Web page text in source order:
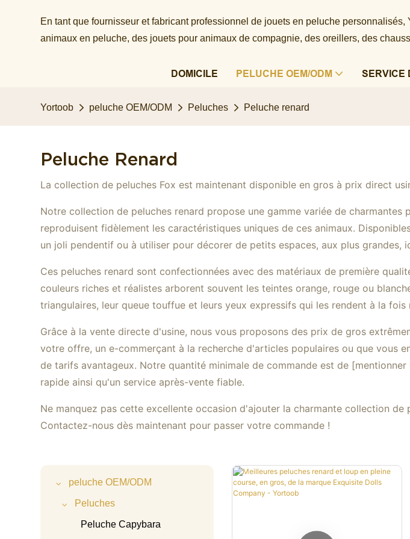
En tant que fournisseur et fabricant professionnel de jouets en peluche
animaux en peluche, des jouets pour animaux de compagnie, des oreillers, des
DOMICILE PELUCHE OEM/ODM SERVICE
Yortoob peluche OEM/ODM Peluches Peluche renard
Peluche Renard
La collection de peluches Fox est maintenant disponible en gros à prix direct
Notre collection de peluches renard propose une gamme variée de
reproduisent fidèlement les caractéristiques uniques de ces animaux.
un joli pendentif ou à utiliser pour décorer de petits espaces, aux plus grandes,
Ces peluches renard sont confectionnées avec des matériaux de première
couleurs riches et réalistes arborent souvent les teintes orange, rouge ou
triangulaires, leur queue touffue et leurs yeux expressifs qui les rendent à la
Grâce à la vente directe d'usine, nous vous proposons des prix de gros
votre offre, un e-commerçant à la recherche d'articles populaires ou que vous
de tarifs avantageux. Notre quantité minimale de commande est de
rapide ainsi qu'un service après-vente fiable.
Ne manquez pas cette excellente occasion d'ajouter la charmante collection
Contactez-nous dès maintenant pour passer votre commande !
peluche OEM/ODM
Peluches
Peluche Capybara